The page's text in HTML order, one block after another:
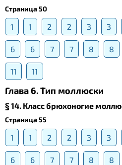
Страница 50
1 1 2 2 3 3
6 6 7 7 8 8
11 11
Глава 6. Тип моллюски
§ 14. Класс брюхоногие
Страница 55
1 1 2 2 3 3
6 6 7 7 8 8